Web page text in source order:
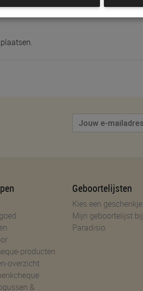
producten
overzicht
&
Geboortelijsten
Kies een geschenkje
Mijn geboortelijst bij
Paradisio